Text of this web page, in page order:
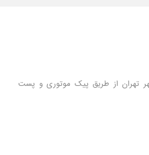
تهران از طریق پیک موتوری و پست